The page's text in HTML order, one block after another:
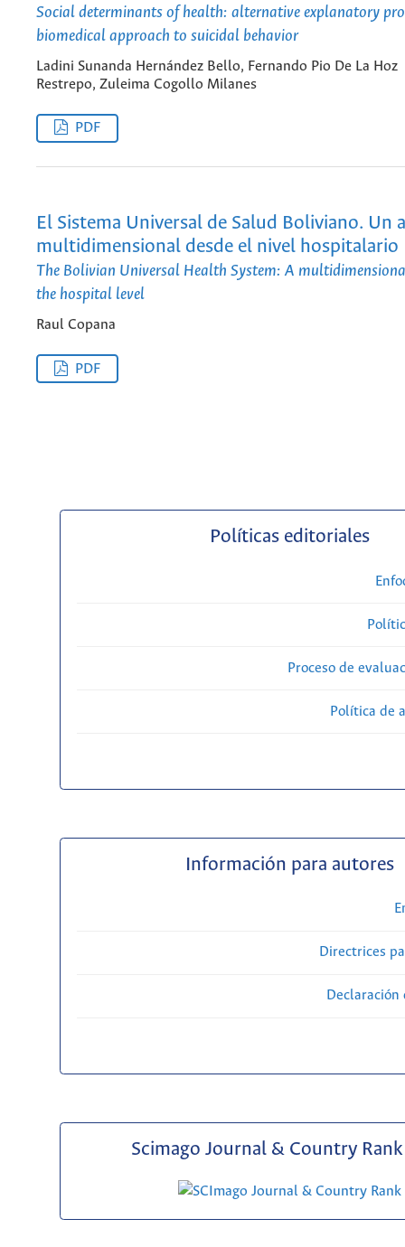
Social determinants of health: alternative explanatory
biomedical approach to suicidal behavior
Ladini Sunanda Hernández Bello, Fernando Pio De La Hoz
Restrepo, Zuleima Cogollo Milanes
PDF
El Sistema Universal de Salud Boliviano. Un
multidimensional desde el nivel hospitalario
The Bolivian Universal Health System: A
the hospital level
Raul Copana
PDF
Políticas editoriales
Proceso de
Política de
Información para autores
Directrices
Scimago Journal & Country Rank